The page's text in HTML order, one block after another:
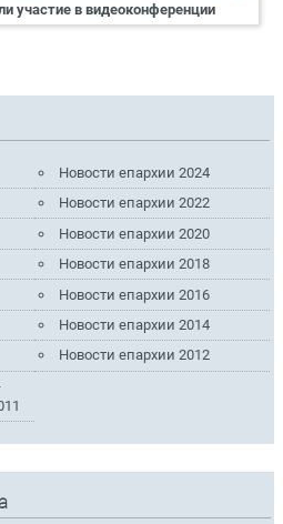
участие в видеоконференции
Новости епархии 2024
Новости епархии 2022
Новости епархии 2020
Новости епархии 2018
Новости епархии 2016
Новости епархии 2014
Новости епархии 2012